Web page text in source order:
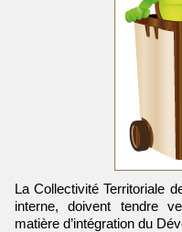
La Collectivité Territoriale de Corse, ses agences et offices, en
interne, doivent tendre
matière d’intégration du